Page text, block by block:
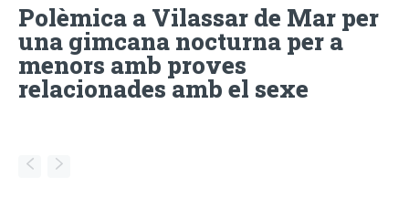
Polèmica a Vilassar de Mar per
una gimcana nocturna per a
menors amb proves
relacionades amb el sexe